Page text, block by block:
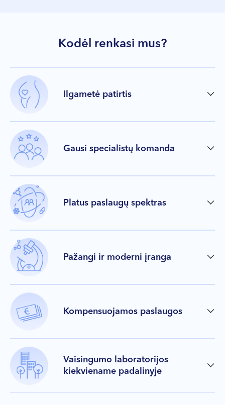
Kodėl renkasi mus?
Ilgametė patirtis
Gausi specialistų komanda
Platus paslaugų spektras
Pažangi ir moderni įranga
Kompensuojamos paslaugos
Vaisingumo laboratorijos
kiekviename padalinyje